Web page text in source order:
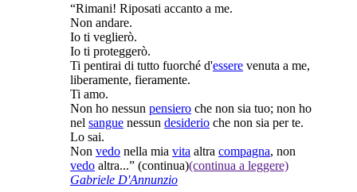
“Rimani! Riposati accanto a me.
Non andare.
Io ti veglierò.
Io ti proteggerò.
Ti pentirai di tutto fuorché d'essere venuta a me,
liberamente, fieramente.
Ti amo.
Non ho nessun pensiero che non sia tuo; non ho
nel sangue nessun desiderio che non sia per te.
Lo sai.
Non vedo nella mia vita altra compagna, non
vedo altra...” (continua)(continua a leggere)
Gabriele D'Annunzio